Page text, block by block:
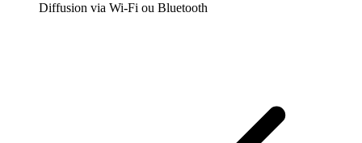
Diffusion via Wi-Fi ou Bluetooth